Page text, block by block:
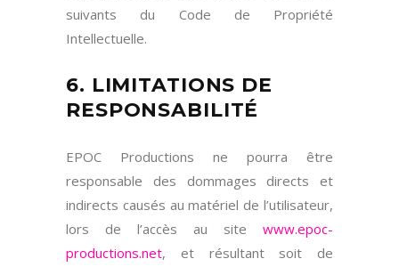
suivants du Code de Propriété
Intellectuelle.
6. LIMITATIONS DE
RESPONSABILITÉ
EPOC Productions ne pourra être
responsable des dommages directs et
indirects causés au matériel de l’utilisateur,
lors de l’accès au site www.epoc-
productions.net, et résultant soit de